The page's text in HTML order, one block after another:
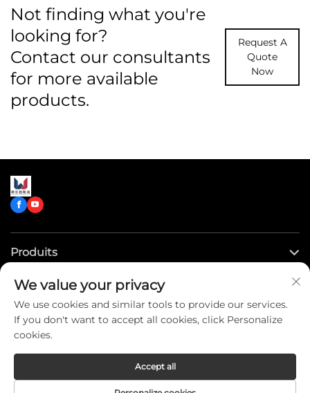
Not finding what you're
looking for?
Contact our consultants
for more available
products.
Request A
Quote
Now
Produits
Liens rapides
Contactez-nous
Copyright © CLW Special Truck Sales Co.,Ltd. All Rights
We value your privacy
We use cookies and similar tools to provide our services.
If you don't want to accept all cookies, click Personalize
cookies.
Accept all